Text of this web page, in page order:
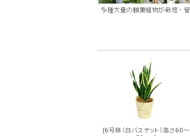
[6号鉢（白バスケット）高さ60～